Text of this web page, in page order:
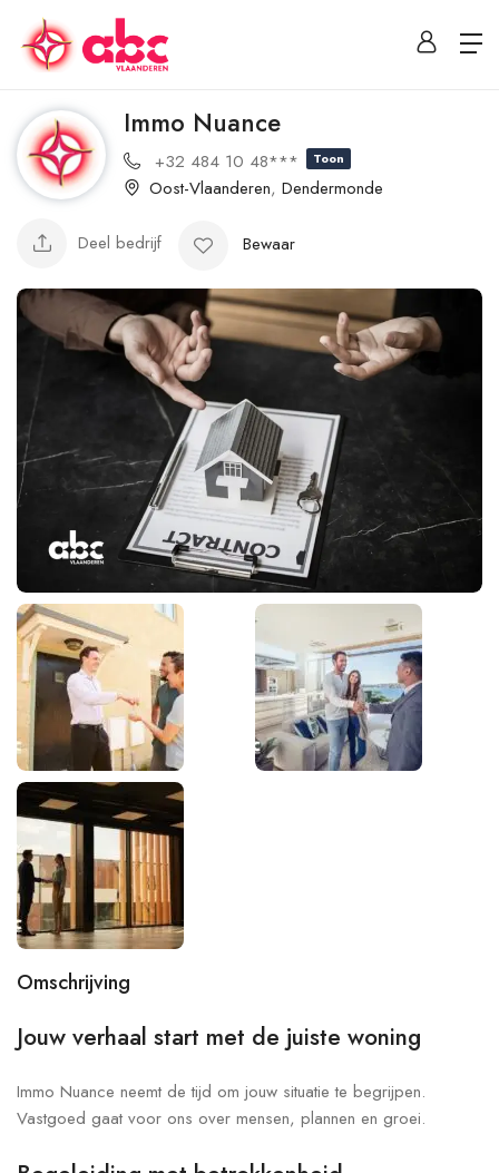
Immo Nuance
+32 484 10 48*** Toon
Oost-Vlaanderen, Dendermonde
Deel bedrijf Bewaar
Omschrijving
Jouw verhaal start met de juiste woning
Immo Nuance neemt de tijd om jouw situatie te begrijpen.
Vastgoed gaat voor ons over mensen, plannen en groei.